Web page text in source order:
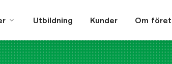
Utbildning Kunder Om